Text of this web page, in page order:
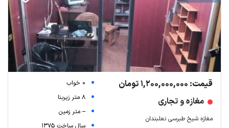
قیمت: 1,200,000,000 تومان
مغازه و تجاری
مغازه شیخ طبرسی نعلبندان
0 خواب
8 متر زیربنا
-- متر زمین
سال ساخت 1375